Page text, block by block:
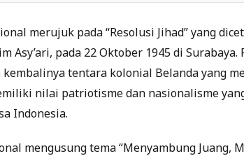
merujuk pada “Resolusi Jihad” yang
Asy’ari, pada 22 Oktober 1945 di
tentara kolonial Belanda yang
nilai patriotisme dan nasionalisme
Indonesia.
mengusung tema “Menyambung Juang,